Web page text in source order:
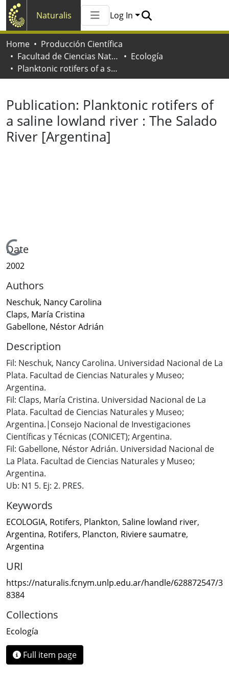
Naturalis
All of Naturalis
Log In
Home
Producción Científica
Facultad de Ciencias Naturales y Museo
Ecología
Planktonic rotifers of a saline lowland river : The Salado River [Argentina]
Publication: Planktonic rotifers of
a saline lowland river : The Salado
River [Argentina]
Loading...
Date
2002
Authors
Neschuk, Nancy Carolina
Claps, María Cristina
Gabellone, Néstor Adrián
Description
Fil: Neschuk, Nancy Carolina. Universidad Nacional de La
Plata. Facultad de Ciencias Naturales y Museo;
Argentina.
Fil: Claps, María Cristina. Universidad Nacional de La
Plata. Facultad de Ciencias Naturales y Museo;
Argentina.|Consejo Nacional de Investigaciones
Científicas y Técnicas (CONICET); Argentina.
Fil: Gabellone, Néstor Adrián. Universidad Nacional de
La Plata. Facultad de Ciencias Naturales y Museo;
Argentina.
Ub: N1 5. Ej: 2. PRES.
Keywords
ECOLOGIA, Rotifers, Plankton, Saline lowland river,
Argentina, Rotifers, Plancton, Riviere saumatre,
Argentina
URI
https://naturalis.fcnym.unlp.edu.ar/handle/628872547/3
8384
Collections
Ecología
Full item page